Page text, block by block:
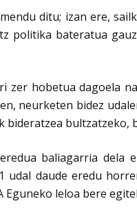
ditu; izan ere,
politika bateratua
hobetua dagoela
neurketen bidez
bultzatzeko,
baliagarria dela
daude eredu
leloa bere